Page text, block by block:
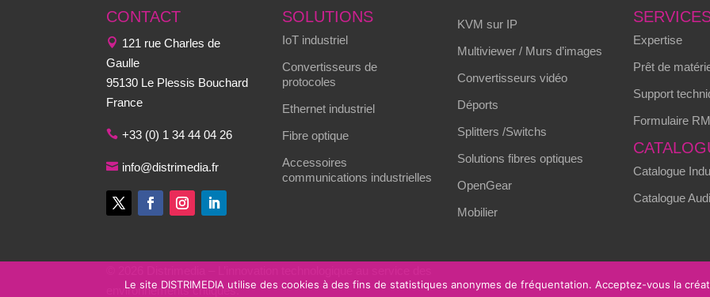
CONTACT
121 rue Charles de
Gaulle
95130 Le Plessis Bouchard
France
+33 (0) 1 34 44 04 26
info@distrimedia.fr
SOLUTIONS
IoT industriel
Convertisseurs de
protocoles
Ethernet industriel
Fibre optique
Accessoires
communications industrielles
KVM sur IP
Multiviewer / Murs d’images
Convertisseurs vidéo
Déports
Splitters /Switchs
Solutions fibres optiques
OpenGear
Mobilier
Expertise
Prêt de
Support
Formulaire
Catalogue
Catalogue
environnements critiques.
Le site DISTRIMEDIA utilise des cookies à des fins de statistiques anonymes de fréquentation. Acceptez-vous la